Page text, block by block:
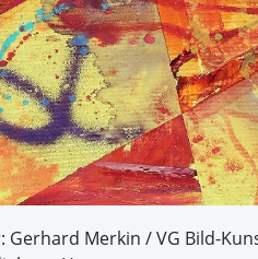
Gerhard Merkin / VG Bild-